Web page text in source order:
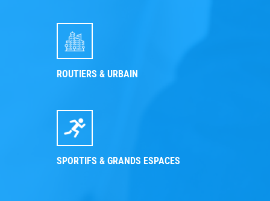
ROUTIERS & URBAIN
SPORTIFS & GRANDS ESPACES